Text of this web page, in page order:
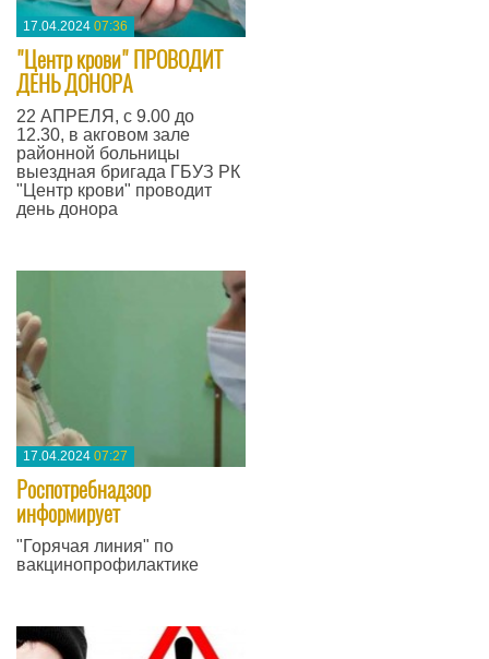
17.04.2024 07:36
"Центр крови" ПРОВОДИТ
ДЕНЬ ДОНОРА
22 АПРЕЛЯ, с 9.00 до
12.30, в акговом зале
районной больницы
выездная бригада ГБУЗ РК
"Центр крови" проводит
день донора
17.04.2024 07:27
Роспотребнадзор
информирует
"Горячая линия" по
вакцинопрофилактике